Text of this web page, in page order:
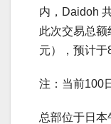
内，Daidoh
此次交易总
元），预计于
注：当前100
总部位于日